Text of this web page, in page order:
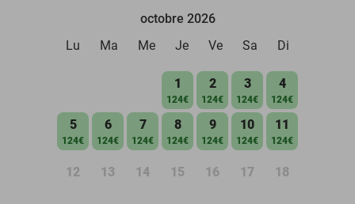
octobre 2026
Lu
Ma Me Je Ve Sa Di
1
124€
2
124€
3
124€
4
124€
5
124€
6
124€
7
124€
8
124€
9
124€
10
124€
11
124€
12 13 14 15 16 17 18